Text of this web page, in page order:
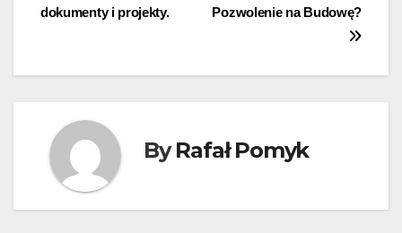
Pozwolenie na Budowę?
dokumenty i projekty.
ByRafał Pomyk